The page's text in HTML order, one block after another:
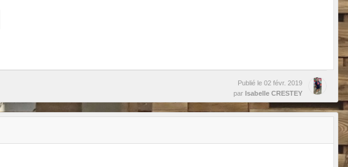
Publié le 02 févr. 2019
par Isabelle CRESTEY